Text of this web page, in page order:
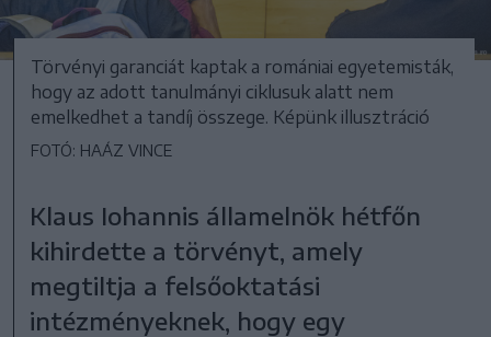
Törvényi garanciát kaptak a romániai egyetemisták,
hogy az adott tanulmányi ciklusuk alatt nem
emelkedhet a tandíj összege. Képünk illusztráció
FOTÓ: HAÁZ VINCE
Klaus Iohannis államelnök hétfőn
kihirdette a törvényt, amely
megtiltja a felsőoktatási
intézményeknek, hogy egy